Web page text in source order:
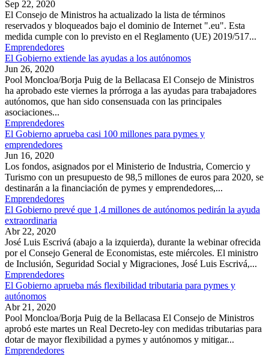
Sep 22, 2020
El Consejo de Ministros ha actualizado la lista de términos
reservados y bloqueados bajo el dominio de Internet ".eu". Esta
medida cumple con lo previsto en el Reglamento (UE) 2019/517...
Emprendedores
El Gobierno extiende las ayudas a los autónomos
Jun 26, 2020
Pool Moncloa/Borja Puig de la Bellacasa El Consejo de Ministros
ha aprobado este viernes la prórroga a las ayudas para trabajadores
autónomos, que han sido consensuada con las principales
asociaciones...
Emprendedores
El Gobierno aprueba casi 100 millones para pymes y
emprendedores
Jun 16, 2020
Los fondos, asignados por el Ministerio de Industria, Comercio y
Turismo con un presupuesto de 98,5 millones de euros para 2020, se
destinarán a la financiación de pymes y emprendedores,...
Emprendedores
El Gobierno prevé que 1,4 millones de autónomos pedirán la ayuda
extraordinaria
Abr 22, 2020
José Luis Escrivá (abajo a la izquierda), durante la webinar ofrecida
por el Consejo General de Economistas, este miércoles. El ministro
de Inclusión, Seguridad Social y Migraciones, José Luis Escrivá,...
Emprendedores
El Gobierno aprueba más flexibilidad tributaria para pymes y
autónomos
Abr 21, 2020
Pool Moncloa/Borja Puig de la Bellacasa El Consejo de Ministros
aprobó este martes un Real Decreto-ley con medidas tributarias para
dotar de mayor flexibilidad a pymes y autónomos y mitigar...
Emprendedores